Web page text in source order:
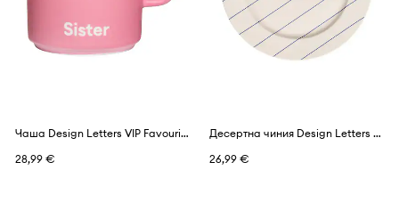
Чаша Design Letters VIP Favourite Cup 250 ml
28,99 €
Десертна чиния Design Letters Pyjamas Plate 23 cm
26,99 €